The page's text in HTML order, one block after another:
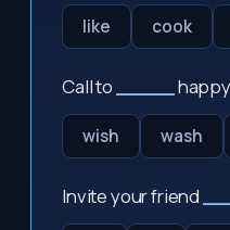
like cook
Call to
wish wash
Invite your friend